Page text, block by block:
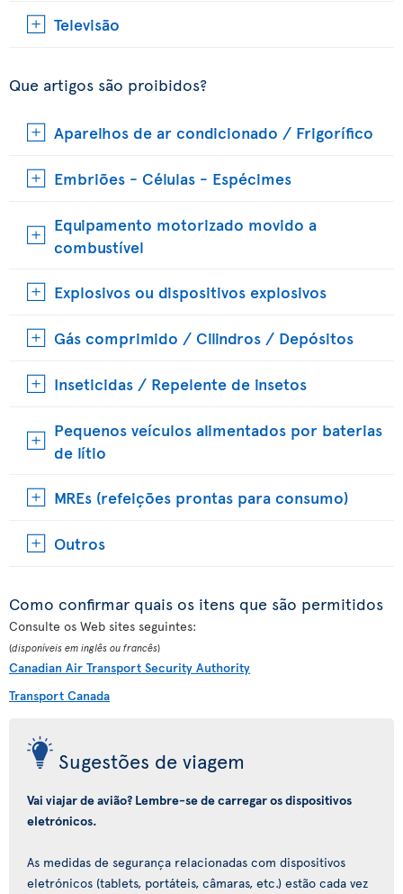
Televisão
Que artigos são proibidos?
Aparelhos de ar condicionado / Frigorífico
Embriões - Células - Espécimes
Equipamento motorizado movido a
combustível
Explosivos ou dispositivos explosivos
Gás comprimido / Cilindros / Depósitos
Inseticidas / Repelente de insetos
Pequenos veículos alimentados por baterias
de lítio
MREs (refeições prontas para consumo)
Outros
Como confirmar quais os itens que são permitidos
Consulte os Web sites seguintes:
(disponíveis em inglês ou francês)
Canadian Air Transport Security Authority
Transport Canada
Sugestões de viagem
Vai viajar de avião? Lembre-se de carregar os dispositivos
eletrónicos.
As medidas de segurança relacionadas com dispositivos
eletrónicos (tablets, portáteis, câmaras, etc.) estão cada vez